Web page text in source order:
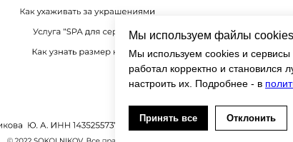
Мы используем файлы cookies
Мы используем cookies и сервисы
работал корректно и становился
настроить их. Подробнее - в
Принять все Отклонить